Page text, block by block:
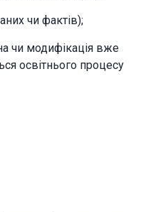
чи фактів);
чи модифікація вже
освітнього процесу